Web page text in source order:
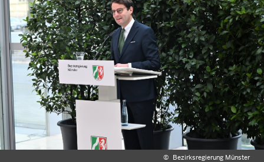
© Bezirksregierung Münster